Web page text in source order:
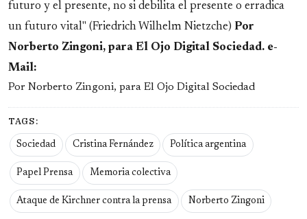
futuro y el presente, no si debilita el presente o erradica
un futuro vital" (Friedrich Wilhelm Nietzche) Por
Norberto Zingoni, para El Ojo Digital Sociedad. e-
Mail:
Por Norberto Zingoni, para El Ojo Digital Sociedad
TAGS:
Sociedad Cristina Fernández Política argentina
Papel Prensa Memoria colectiva
Ataque de Kirchner contra la prensa Norberto Zingoni